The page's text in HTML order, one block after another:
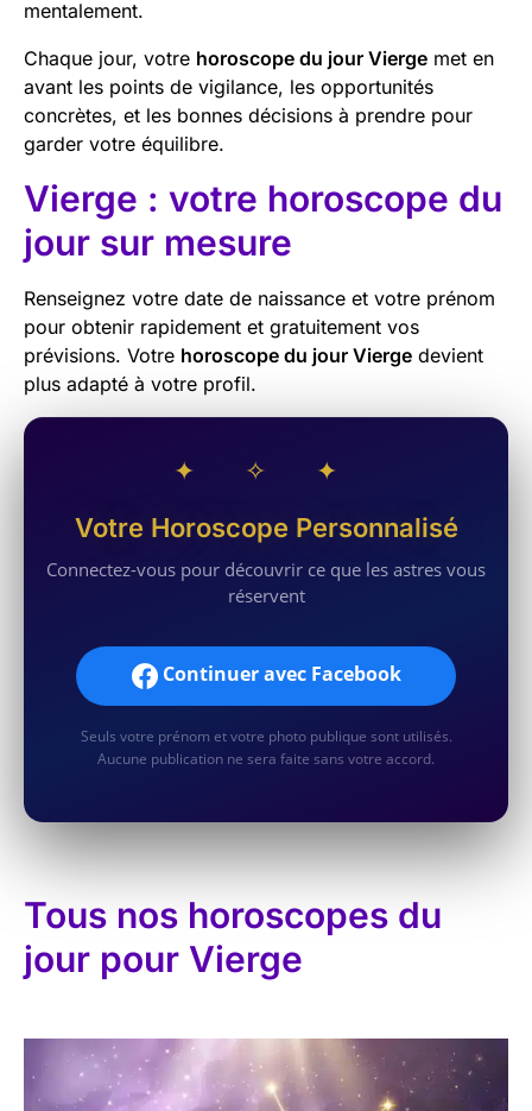
mentalement.
Chaque jour, votre horoscope du jour Vierge met en
avant les points de vigilance, les opportunités
concrètes, et les bonnes décisions à prendre pour
garder votre équilibre.
Vierge : votre horoscope du
jour sur mesure
Renseignez votre date de naissance et votre prénom
pour obtenir rapidement et gratuitement vos
prévisions. Votre horoscope du jour Vierge devient
plus adapté à votre profil.
✦ ✧ ✦
Votre Horoscope Personnalisé
Connectez-vous pour découvrir ce que les astres vous
réservent
Continuer avec Facebook
Seuls votre prénom et votre photo publique sont utilisés.
Aucune publication ne sera faite sans votre accord.
Tous nos horoscopes du
jour pour Vierge